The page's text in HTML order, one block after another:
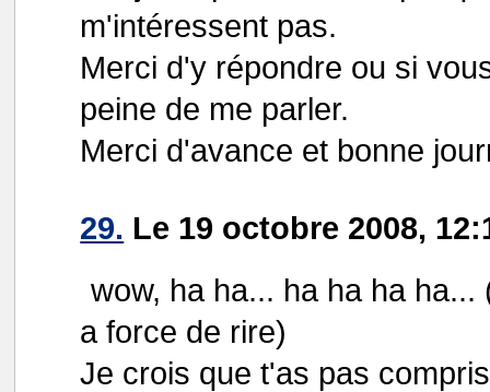
m'intéressent pas.
Merci d'y répondre ou si
peine de me parler.
Merci d'avance et bonne
29. Le 19 octobre 2008,
wow, ha ha... ha ha ha
a force de rire)
Je crois que t'as pas